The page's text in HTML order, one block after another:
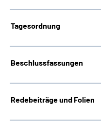
Tagesordnung
Beschlussfassungen
Redebeiträge und Folien